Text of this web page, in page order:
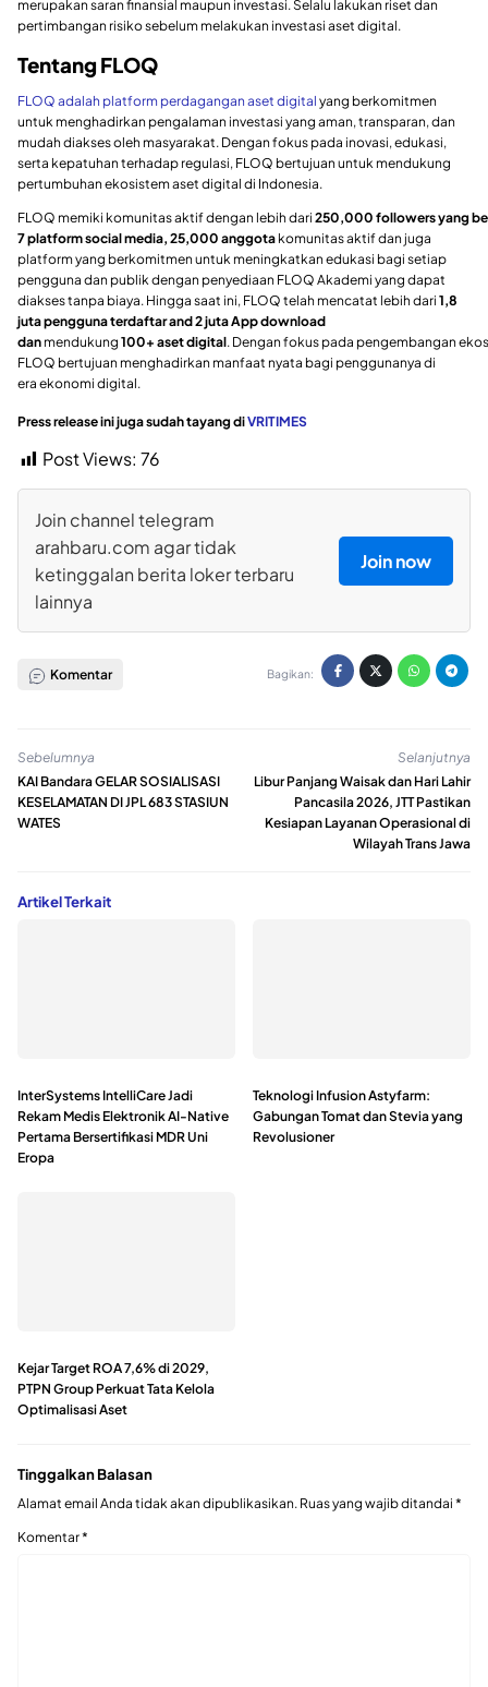
merupakan saran finansial maupun investasi. Selalu lakukan riset dan
pertimbangan risiko sebelum melakukan investasi aset digital.
Tentang FLOQ
FLOQ adalah platform perdagangan aset digital yang berkomitmen
untuk menghadirkan pengalaman investasi yang aman, transparan, dan
mudah diakses oleh masyarakat. Dengan fokus pada inovasi, edukasi,
serta kepatuhan terhadap regulasi, FLOQ bertujuan untuk mendukung
pertumbuhan ekosistem aset digital di Indonesia.
FLOQ memiki komunitas aktif dengan lebih dari 250,000 followers yang
7 platform social media, 25,000 anggota komunitas aktif dan juga
platform yang berkomitmen untuk meningkatkan edukasi bagi setiap
pengguna dan publik dengan penyediaan FLOQ Akademi yang dapat
diakses tanpa biaya. Hingga saat ini, FLOQ telah mencatat lebih dari 1,8
juta pengguna terdaftar and 2 juta App download
dan mendukung 100+ aset digital. Dengan fokus pada pengembangan
FLOQ bertujuan menghadirkan manfaat nyata bagi penggunanya di
era ekonomi digital.
Press release ini juga sudah tayang diVRITIMES
Post Views: 76
Join channel telegram
arahbaru.com agar tidak
ketinggalan berita loker terbaru
lainnya
Join now
Komentar Bagikan:
Sebelumnya
KAI Bandara GELAR SOSIALISASI
KESELAMATAN DI JPL 683 STASIUN
WATES
Selanjutnya
Libur Panjang Waisak dan Hari Lahir
Pancasila 2026, JTT Pastikan
Kesiapan Layanan Operasional di
Wilayah Trans Jawa
Artikel Terkait
InterSystems IntelliCare Jadi
Rekam Medis Elektronik AI-Native
Pertama Bersertifikasi MDR Uni
Eropa
Teknologi Infusion Astyfarm:
Gabungan Tomat dan Stevia yang
Revolusioner
Kejar Target ROA 7,6% di 2029,
PTPN Group Perkuat Tata Kelola
Optimalisasi Aset
Tinggalkan Balasan
Alamat email Anda tidak akan dipublikasikan. Ruas yang wajib ditandai *
Komentar*